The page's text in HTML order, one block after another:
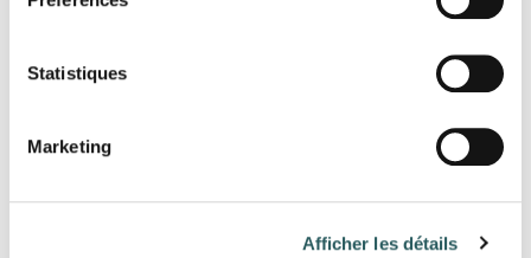
Statistiques
Marketing
Afficher les détails